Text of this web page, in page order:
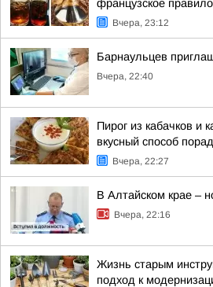
французское
Вчера, 23:12
Барнаульцев
Вчера, 22:40
Пирог из кабачков и
вкусный способ
Вчера, 22:27
В Алтайском крае –
Вчера, 22:16
Жизнь старым
подход к